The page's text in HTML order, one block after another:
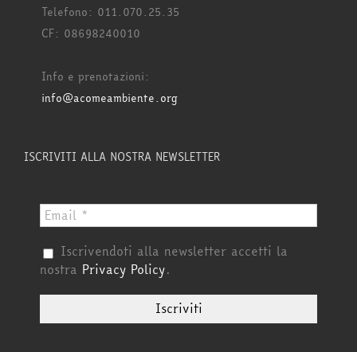
Telefono: 011.070.25.35
CF: 08698240010
Info e prenotazioni:
info@acomeambiente.org
ISCRIVITI ALLA NOSTRA NEWSLETTER
Iscrivendoti alla newsletter accetti la
nostra Privacy Policy.